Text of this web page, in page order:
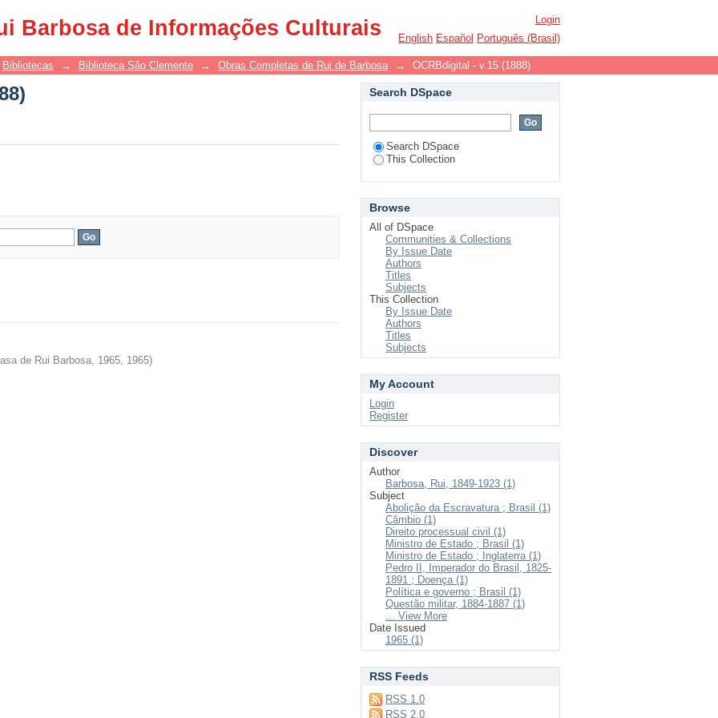
Barbosa de Informações Culturais
Login
English Español Português (Brasil)
Bibliotecas → Biblioteca São Clemente → Obras Completas de Rui de Barbosa → OCRBdigital - v.15 (1888)
de Rui Barbosa, 1965, 1965)
Search DSpace
Search DSpace
This Collection
Browse
All of DSpace
Communities & Collections
By Issue Date
Authors
Titles
Subjects
This Collection
By Issue Date
Authors
Titles
Subjects
My Account
Login
Register
Discover
Author
Barbosa, Rui, 1849-1923 (1)
Subject
Abolição da Escravatura ; Brasil (1)
Câmbio (1)
Direito processual civil (1)
Ministro de Estado ; Brasil (1)
Ministro de Estado ; Inglaterra (1)
Pedro II, Imperador do Brasil, 1825-
1891 ; Doença (1)
Política e governo ; Brasil (1)
Questão militar, 1884-1887 (1)
... View More
Date Issued
1965 (1)
RSS Feeds
RSS 1.0
RSS 2.0